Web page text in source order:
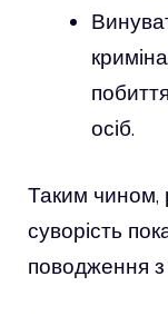
осіб.
Таким чином,
суворість
поводження з